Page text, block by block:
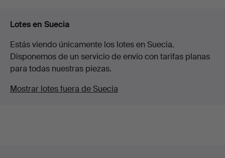
Lotes en Suecia
Estás viendo únicamente los lotes en Suecia.
Disponemos de un servicio de envío con tarifas planas
para todas nuestras piezas.
Mostrar lotes fuera de Suecia